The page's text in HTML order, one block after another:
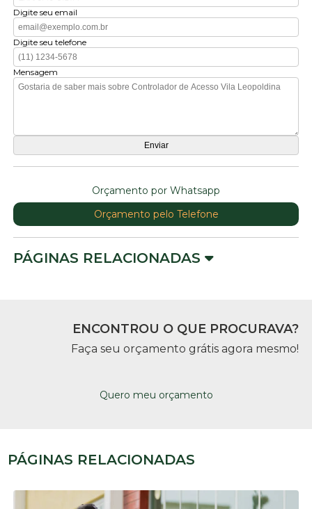
Digite seu email
Digite seu telefone
Mensagem
Orçamento por Whatsapp
Orçamento pelo Telefone
PÁGINAS RELACIONADAS
ENCONTROU O QUE PROCURAVA?
Faça seu orçamento grátis agora mesmo!
Quero meu orçamento
PÁGINAS RELACIONADAS